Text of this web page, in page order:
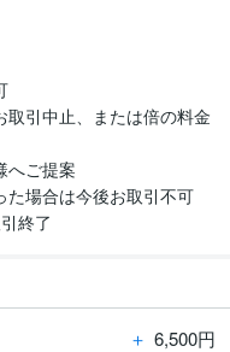
取引中止、または倍の料金
へご提案
た場合は今後お取引不可
終了
＋ 6,500円